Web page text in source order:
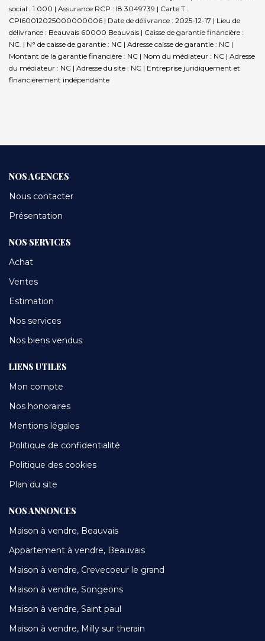
social : 1 000 | Assurance RCP : I8 3049739 | Carte T :
CPI60012025000000006 | Date de délivrance : 2025-12-17 | Lieu de
délivrance : Beauvais 60000 Beauvais | Caisse de garantie financière :
NC. | N° de caisse de garantie : NC | Adresse caisse de garantie : NC |
Montant de la garantie financière : NC | Nom du médiateur : NC | Adresse
du médiateur : NC | Adresse du site : NC | Entreprise juridiquement et
financièrement indépendante
NOS AGENCES
Nous contacter
Présentation
NOS SERVICES
Achat
Ventes
Estimation
Nos services
Nos biens vendus
LIENS UTILES
Mon compte
Nos honoraires
Mentions légales
Politique de confidentialité
Politique des cookies
Plan du site
NOS ANNONCES
Maison à vendre, Beauvais
Appartement à vendre, Beauvais
Maison à vendre, Crevecoeur le grand
Maison à vendre, Songeons
Maison à vendre, Saint paul
Maison à vendre, Milly sur therain